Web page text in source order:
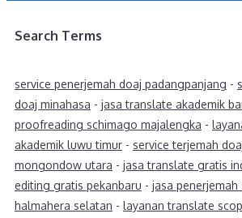
Search Terms
service penerjemah doaj padangpanjang -
doaj minahasa - jasa translate akademik
proofreading schimago majalengka -
akademik luwu timur - service terjemah
mongondow utara - jasa translate gratis
editing gratis pekanbaru - jasa penerjemah
halmahera selatan - layanan translate